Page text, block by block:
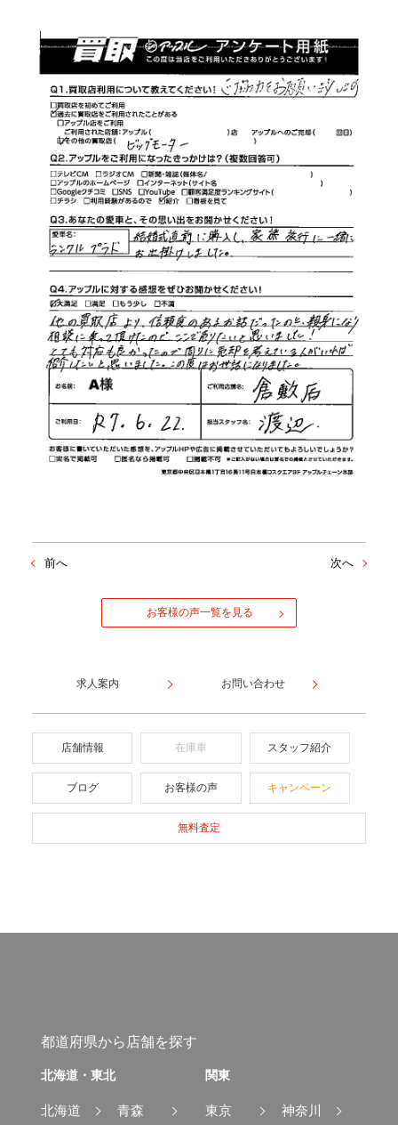
前へ 次へ
お客様の声一覧を見る
求人案内 お問い合わせ
店舗情報 在庫車 スタッフ紹介
ブログ お客様の声 キャンペーン
無料査定
都道府県から店舗を探す
北海道・東北
北海道
青森
関東
東京
神奈川